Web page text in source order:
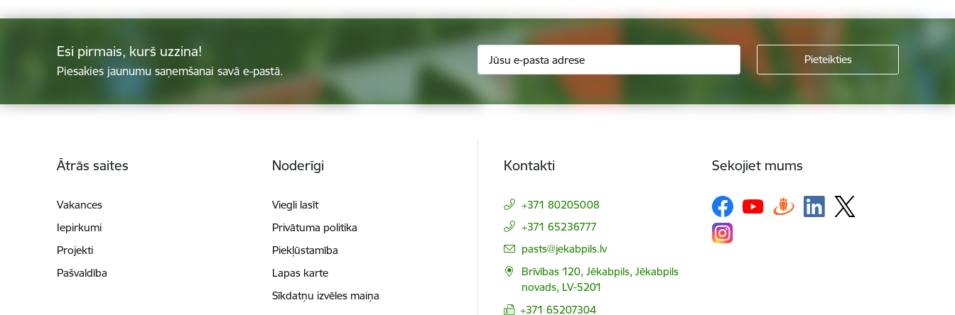
Esi pirmais, kurš uzzina!
Piesakies jaunumu saņemšanai savā e-pastā.
Ātrās saites
Vakances
Iepirkumi
Projekti
Pašvaldība
Noderīgi
Viegli lasīt
Privātuma politika
Piekļūstamība
Lapas karte
Sīkdatņu izvēles maiņa
Kontakti
+371 80205008
+371 65236777
E-pasts:
pasts@jekabpils.lv
Brīvības 120, Jēkabpils, Jēkabpils
novads, LV-5201
+371 65207304
Sekojiet mums